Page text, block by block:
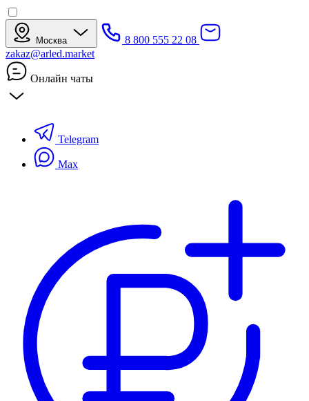
Москва
8 800 555 22 08
zakaz@arled.market
Онлайн чаты
Telegram
Max